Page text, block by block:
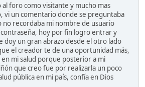
foro como visitante y mucho mas
vi un comentario donde se preguntaba
recordaba mi nombre de usuario
hoy por fin logro entrar y
doy un gran abrazo desde el otro lado
el creador te de una oportunidad más,
en mi salud porque posterior a mi
que creo fue por realizarla un poco
pública en mi país, confía en Dios